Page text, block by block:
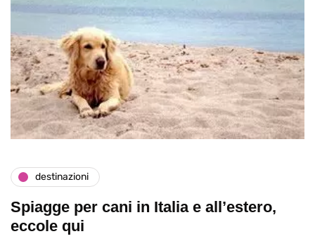
destinazioni
Spiagge per cani in Italia e all’estero,
eccole qui